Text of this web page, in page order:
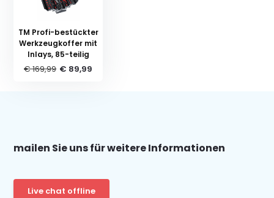
TM Profi-bestückter
Werkzeugkoffer mit
Inlays, 85-teilig
€ 169,99 € 89,99
mailen Sie uns für weitere Informationen
Live chat offline